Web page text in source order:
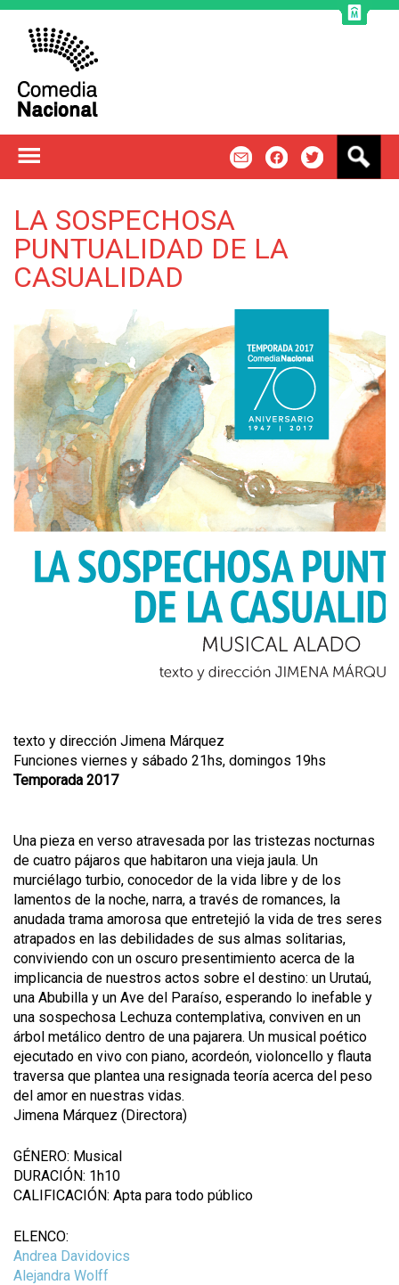
LA SOSPECHOSA
PUNTUALIDAD DE LA
CASUALIDAD
texto y dirección Jimena Márquez
Funciones viernes y sábado 21hs, domingos 19hs
Temporada 2017
Una pieza en verso atravesada por las tristezas nocturnas
de cuatro pájaros que habitaron una vieja jaula. Un
murciélago turbio, conocedor de la vida libre y de los
lamentos de la noche, narra, a través de romances, la
anudada trama amorosa que entretejió la vida de tres seres
atrapados en las debilidades de sus almas solitarias,
conviviendo con un oscuro presentimiento acerca de la
implicancia de nuestros actos sobre el destino: un Urutaú,
una Abubilla y un Ave del Paraíso, esperando lo inefable y
una sospechosa Lechuza contemplativa, conviven en un
árbol metálico dentro de una pajarera. Un musical poético
ejecutado en vivo con piano, acordeón, violoncello y flauta
traversa que plantea una resignada teoría acerca del peso
del amor en nuestras vidas.
Jimena Márquez (Directora)
GÉNERO: Musical
DURACIÓN: 1h10
CALIFICACIÓN: Apta para todo público
ELENCO:
Andrea Davidovics
Alejandra Wolff
s